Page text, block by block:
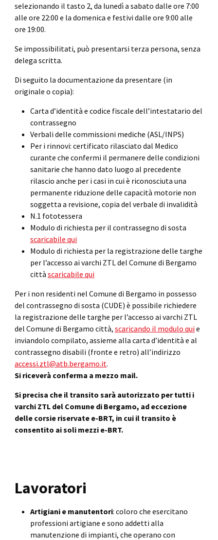
selezionando il tasto 2, da lunedì a sabato dalle ore 7:00
alle ore 22:00 e la domenica e festivi dalle ore 9:00 alle
ore 19:00.
Se impossibilitati, può presentarsi terza persona, senza
delega scritta.
Di seguito la documentazione da presentare (in
originale o copia):
Carta d’identità e codice fiscale dell’intestatario del
contrassegno
Verbali delle commissioni mediche (ASL/INPS)
Per i rinnovi: certificato rilasciato dal Medico
curante che confermi il permanere delle condizioni
sanitarie che hanno dato luogo al precedente
rilascio anche per i casi in cui è riconosciuta una
permanente riduzione delle capacità motorie non
soggetta a revisione, copia del verbale di invalidità
N.1 fototessera
Modulo di richiesta per il contrassegno di sosta
scaricabile qui
Modulo di richiesta per la registrazione delle targhe
per l’accesso ai varchi ZTL del Comune di Bergamo
città scaricabile qui
Per i non residenti nel Comune di Bergamo in possesso
del contrassegno di sosta (CUDE) è possibile richiedere
la registrazione delle targhe per l’accesso ai varchi ZTL
del Comune di Bergamo città, scaricando il modulo quie
inviandolo compilato, assieme alla carta d’identità e al
contrassegno disabili (fronte e retro) all’indirizzo
accessi.ztl@atb.bergamo.it.
Si riceverà conferma a mezzo mail.
Si precisa che il transito sarà autorizzato per tutti i
varchi ZTL del Comune di Bergamo, ad eccezione
delle corsie riservate e-BRT, in cui il transito è
consentito ai soli mezzi e-BRT.
Lavoratori
Artigiani e manutentori: coloro che esercitano
professioni artigiane e sono addetti alla
manutenzione di impianti, che operano con